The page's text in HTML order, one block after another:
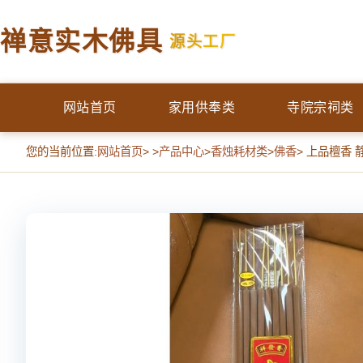
禅意实木佛具 源头工厂
网站首页 家用供奉类 寺院宗祠类
您的当前位置: 网站首页> >产品中心>香烛耗材类>佛香> 上品檀香